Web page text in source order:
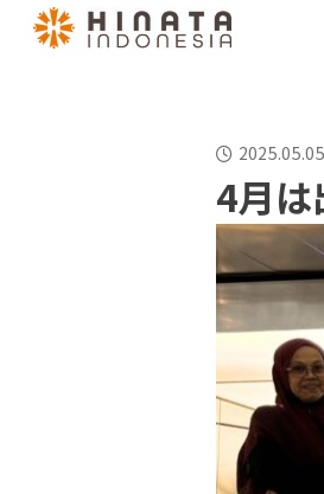
2025.05.05
4月は